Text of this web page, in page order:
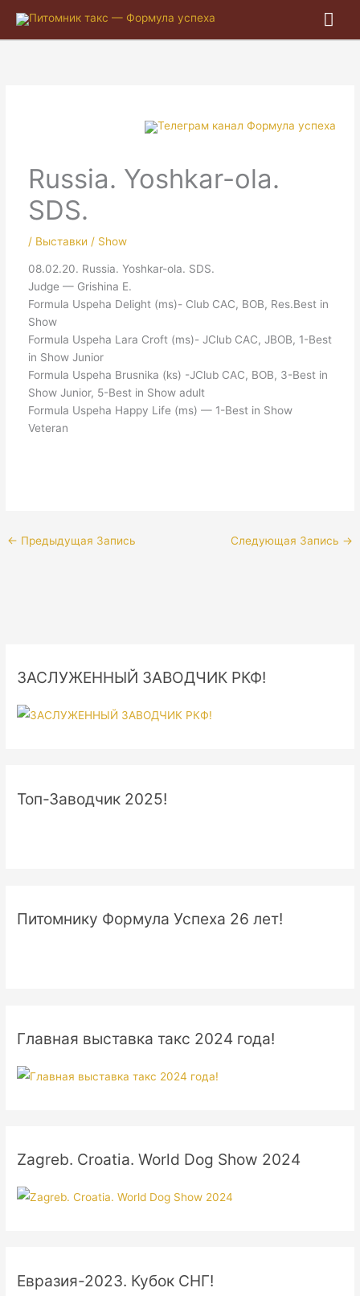
Russia. Yoshkar-ola.
SDS.
/ Выставки / Show
08.02.20. Russia. Yoshkar-ola. SDS.
Judge — Grishina E.
Formula Uspeha Delight (ms)- Club CAC, BOB, Res.Best in
Show
Formula Uspeha Lara Сroft (ms)- JClub CAC, JBOB, 1-Best
in Show Junior
Formula Uspeha Brusnika (ks) -JClub CAC, BOB, 3-Best in
Show Junior, 5-Best in Show adult
Formula Uspeha Happy Life (ms) — 1-Best in Show
Veteran
← Предыдущая Запись Следующая Запись →
ЗАСЛУЖЕННЫЙ ЗАВОДЧИК РКФ!
Топ-Заводчик 2025!
Питомнику Формула Успеха 26 лет!
Главная выставка такс 2024 года!
Zagreb. Croatia. World Dog Show 2024
Евразия-2023. Кубок СНГ!